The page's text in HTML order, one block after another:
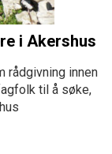
i Akershus
rådgivning innen
til å søke,